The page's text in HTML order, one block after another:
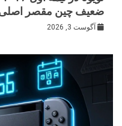
ضعیف چین مقصر
آگوست 3, 2026